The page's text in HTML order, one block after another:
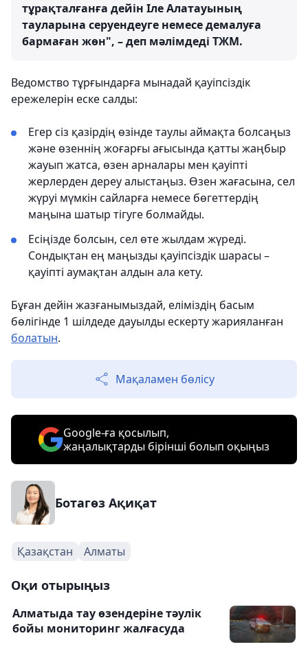
тұрақталғанға дейін Іле Алатауының
тауларына серуендеуге немесе демалуға
бармаған жөн", – деп мәлімдеді ТЖМ.
Ведомство тұрғындарға мынадай қауіпсіздік
ережелерін еске салды:
Егер сіз қазірдің өзінде таулы аймақта болсаңыз
және өзеннің жоғарғы ағысында қатты жаңбыр
жауып жатса, өзен арналары мен қауіпті
жерлерден дереу алыстаңыз. Өзен жағасына, сел
жүруі мүмкін сайларға немесе бөгеттердің
маңына шатыр тігуге болмайды.
Есіңізде болсын, сел өте жылдам жүреді.
Сондықтан ең маңызды қауіпсіздік шарасы –
қауіпті аумақтан алдын ала кету.
Бұған дейін жазғанымыздай, еліміздің басым
бөлігінде 1 шілдеде дауылды ескерту жарияланған
болатын.
Мақаламен бөлісу
Google-ға қосылып,
жаңалықтарды бірінші болып оқыңыз
Ботагөз Ақиқат
Қазақстан Алматы
Оқи отырыңыз
Алматыда тау өзендеріне тәулік
бойы мониторинг жалғасуда